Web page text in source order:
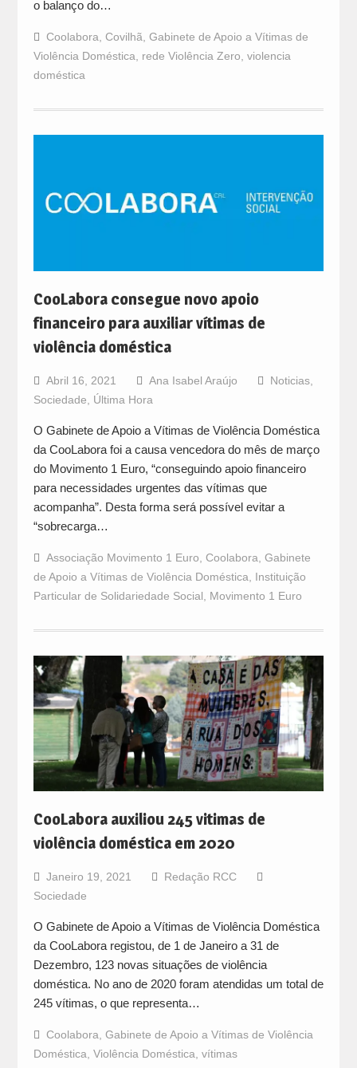
o balanço do…
Coolabora, Covilhã, Gabinete de Apoio a Vítimas de
Violência Doméstica, rede Violência Zero, violencia
doméstica
CooLabora consegue novo apoio
financeiro para auxiliar vítimas de
violência doméstica
Abril 16, 2021 Ana Isabel Araújo Noticias,
Sociedade
Última Hora
O Gabinete de Apoio a Vítimas de Violência Doméstica
da CooLabora foi a causa vencedora do mês de março
do Movimento 1 Euro, “conseguindo apoio financeiro
para necessidades urgentes das vítimas que
acompanha”. Desta forma será possível evitar a
“sobrecarga…
Associação Movimento 1 Euro Coolabora Gabinete
de Apoio a Vítimas de Violência Doméstica
Instituição
Particular de Solidariedade Social
Movimento 1 Euro
CooLabora auxiliou 245 vitimas de
violência doméstica em 2020
Janeiro 19, 2021
Redação RCC
Sociedade
O Gabinete de Apoio a Vítimas de Violência Doméstica
da CooLabora registou, de 1 de Janeiro a 31 de
Dezembro, 123 novas situações de violência
doméstica. No ano de 2020 foram atendidas um total de
245 vítimas, o que representa…
Coolabora Gabinete de Apoio a Vítimas de Violência
Doméstica Violência Doméstica vítimas